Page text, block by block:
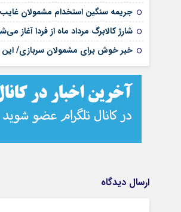
جریمه سنگین استخدام مشمولان
شارژ کالابرگ مرداد ماه از فردا آغاز
خبر خوش برای مشمولان سربازی/
ارسال دیدگاه